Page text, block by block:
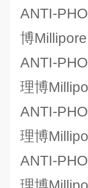
ANTI-
博
ANTI-
理博
ANTI-
理博
ANTI-